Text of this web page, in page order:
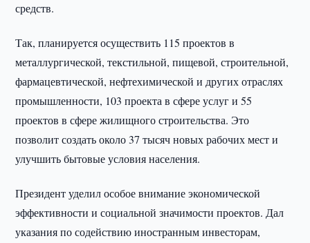
средств.
Так, планируется осуществить 115 проектов в
металлургической, текстильной, пищевой, строительной,
фармацевтической, нефтехимической и других отраслях
промышленности, 103 проекта в сфере услуг и 55
проектов в сфере жилищного строительства. Это
позволит создать около 37 тысяч новых рабочих мест и
улучшить бытовые условия населения.
Президент уделил особое внимание экономической
эффективности и социальной значимости проектов. Дал
указания по содействию иностранным инвесторам,